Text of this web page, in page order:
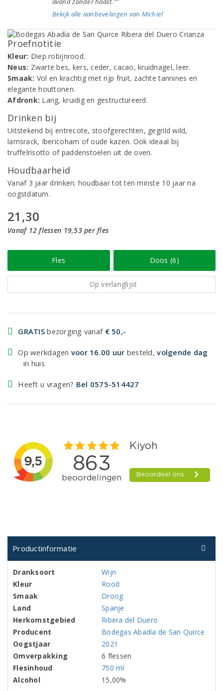
Bekijk alle aanbevelingen van Michiel
Proefnotitie
Kleur: Diep robijnrood.
Neus: Zwarte bes, kers, ceder, cacao, kruidnagel, leer.
Smaak: Vol en krachtig met rijp fruit, zachte tannines en
elegante houttonen.
Afdronk: Lang, kruidig en gestructureerd.
Drinken bij
Uitstekend bij entrecote, stoofgerechten, gegrild wild,
lamsrack, Ibericoham of oude kazen. Ook ideaal bij
truffelrisotto of paddenstoelen uit de oven.
Houdbaarheid
Vanaf 3 jaar drinken; houdbaar tot ten minste 10 jaar na
oogstdatum.
21,30
Vanaf 12 flessen 19,53 per fles
Fles Doos (6)
Op verlanglijst
GRATIS bezorging vanaf € 50,-
Op werkdagen voor 16.00 uur besteld,volgende dag
in huis
Heeft u vragen? Bel 0575-514427
Productinformatie
Dranksoort
Wijn
Kleur
Rood
Smaak
Droog
Land
Spanje
Herkomstgebied
Ribera del Duero
Producent
Bodegas Abadía de San Quirce
Oogstjaar
2021
Omverpakking
6 flessen
Flesinhoud
750 ml
Alcohol
15,00%